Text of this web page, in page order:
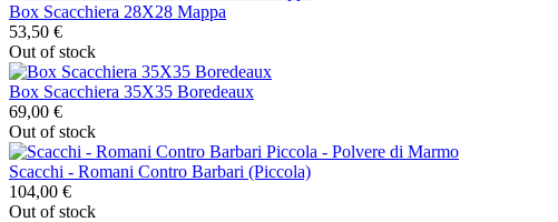
Box Scacchiera 28X28 Mappa
53,50 €
Out of stock
Box Scacchiera 35X35 Boredeaux
69,00 €
Out of stock
Scacchi - Romani Contro Barbari (Piccola)
104,00 €
Out of stock